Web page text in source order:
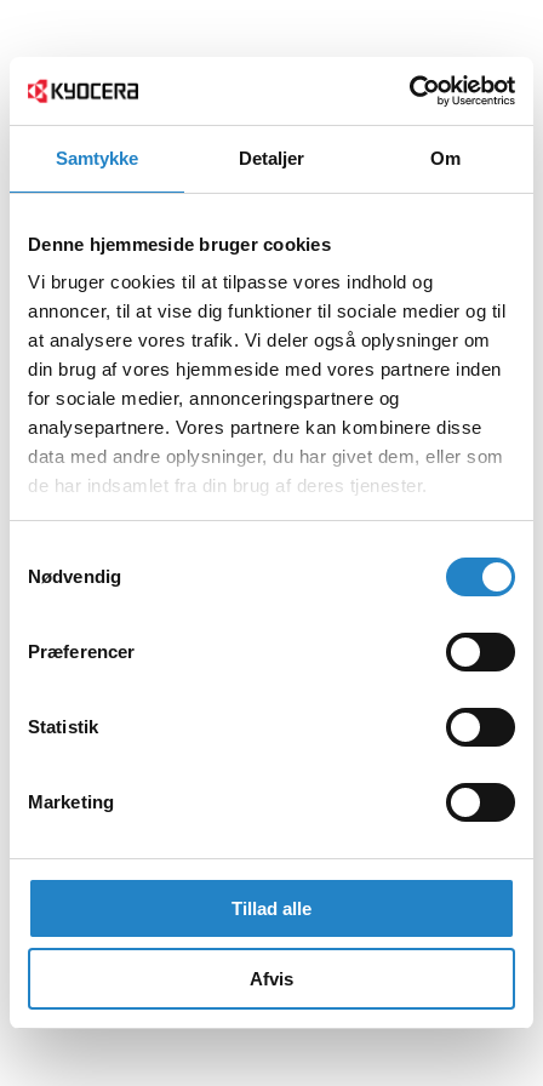
Samtykke Detaljer Om
Denne hjemmeside bruger cookies
Vi bruger cookies til at tilpasse vores indhold og
annoncer, til at vise dig funktioner til sociale medier og til
at analysere vores trafik. Vi deler også oplysninger om
din brug af vores hjemmeside med vores partnere inden
for sociale medier, annonceringspartnere og
analysepartnere. Vores partnere kan kombinere disse
data med andre oplysninger, du har givet dem, eller som
de har indsamlet fra din brug af deres tjenester.
Nødvendig
Præferencer
Statistik
Marketing
Tillad alle
Afvis